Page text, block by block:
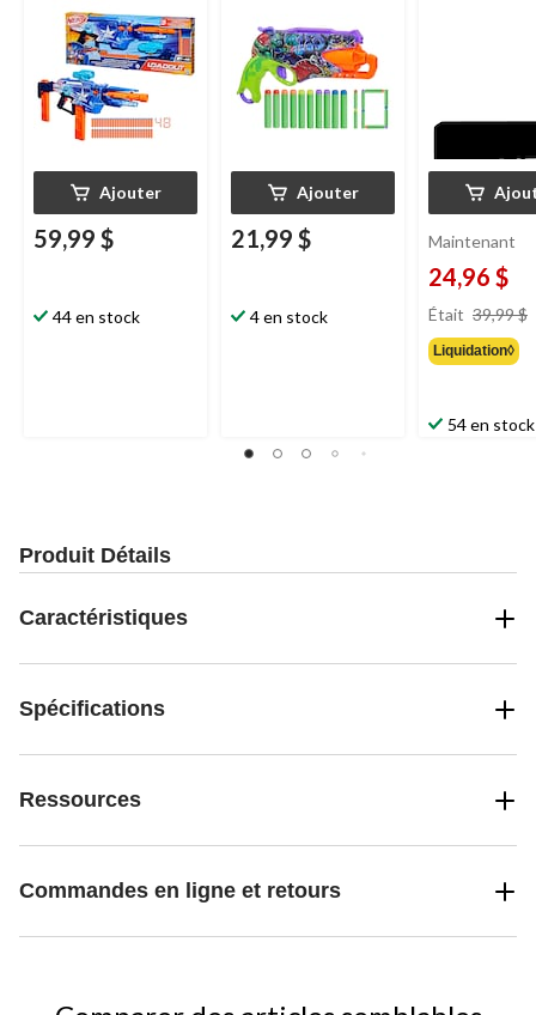
Ajouter
59,99 $
44 en stock
Ajouter
21,99 $
4 en stock
Maintenant
24,96 $
Était 39,99 $
Liquidation◊
54 en stock
Produit Détails
Caractéristiques
Spécifications
Ressources
Commandes en ligne et retours